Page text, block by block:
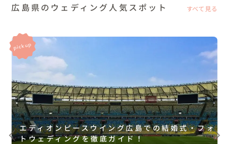
広島県のウェディング人気スポット すべて見る
エディオンピースウイング広島での結婚式・フォ
トウェディングを徹底ガイド！